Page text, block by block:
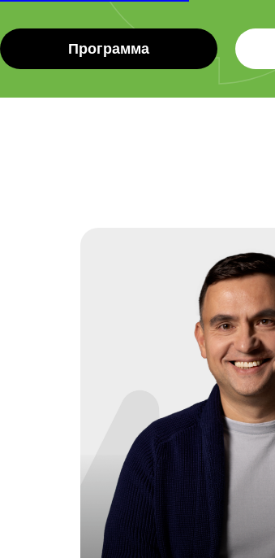
Программа
От Service Desk до